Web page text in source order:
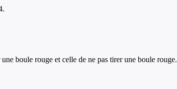
boule rouge et celle de ne pas tirer une boule rouge.